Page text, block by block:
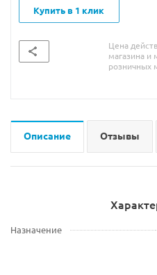
Купить в 1 клик
Цена
магазина и
розничных
Описание Отзывы
Назначение